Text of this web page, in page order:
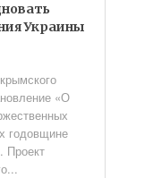
Украины
«О
годовщине
Проект